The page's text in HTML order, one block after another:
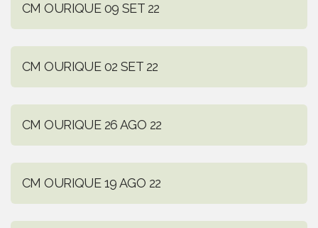
CM OURIQUE 09 SET 22
CM OURIQUE 02 SET 22
CM OURIQUE 26 AGO 22
CM OURIQUE 19 AGO 22